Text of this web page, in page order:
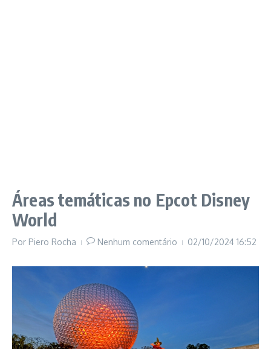
Áreas temáticas no Epcot Disney
World
Por Piero Rocha Nenhum comentário 02/10/2024 16:52